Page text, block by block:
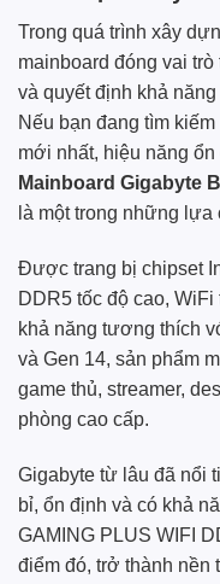
Trong quá trình xây
mainboard đóng vai
và quyết định khả
Nếu bạn đang tìm
mới nhất, hiệu năng
Mainboard Gigabyte
là một trong những lựa
Được trang bị chipset
DDR5 tốc độ cao,
khả năng tương thích
và Gen 14, sản phẩm
game thủ, streamer,
phòng cao cấp.
Gigabyte từ lâu đã nổi
bỉ, ổn định và có khả
GAMING PLUS WIFI
điểm đó, trở thành nền